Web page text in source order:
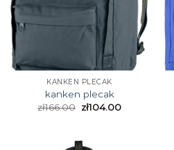
KANKEN PLECAK
kanken plecak
zł166.00 zł104.00